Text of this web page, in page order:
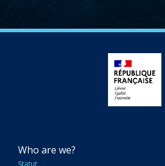
NAVIGATION
Who are we?
Statut